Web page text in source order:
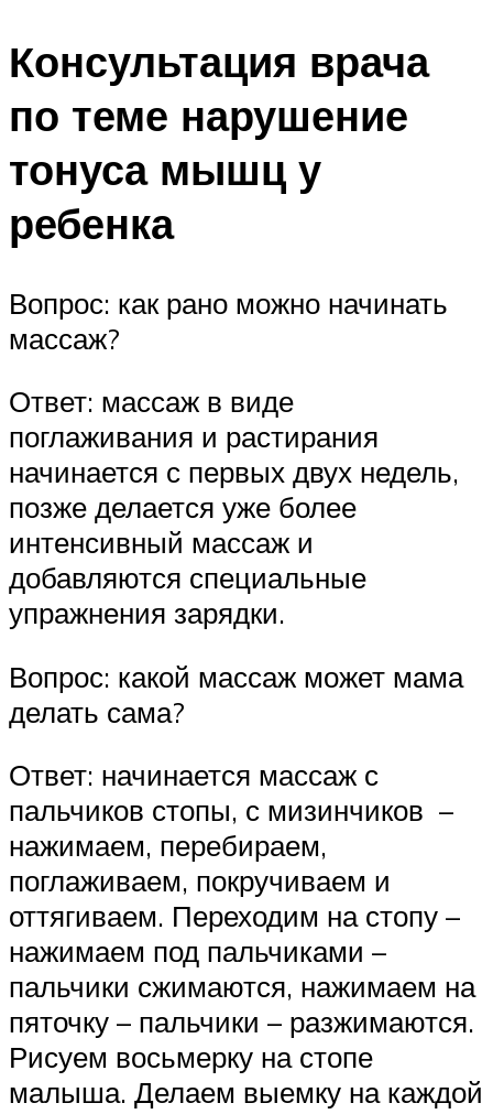
Консультация врача
по теме нарушение
тонуса мышц у
ребенка
Вопрос: как рано можно начинать
массаж?
Ответ: массаж в виде
поглаживания и растирания
начинается с первых двух недель,
позже делается уже более
интенсивный массаж и
добавляются специальные
упражнения зарядки.
Вопрос: какой массаж может мама
делать сама?
Ответ: начинается массаж с
пальчиков стопы, с мизинчиков –
нажимаем, перебираем,
поглаживаем, покручиваем и
оттягиваем. Переходим на стопу –
нажимаем под пальчиками –
пальчики сжимаются, нажимаем на
пяточку – пальчики – разжимаются.
Рисуем восьмерку на стопе
малыша. Делаем выемку на каждой